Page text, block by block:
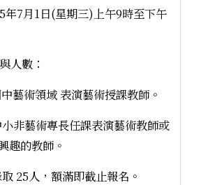
7月1日(星期三)上午9時至下午
人數：
術領域 表演藝術授課教師。
藝術專長任課表演藝術教師或
趣的教師。
25人，額滿即截止報名。